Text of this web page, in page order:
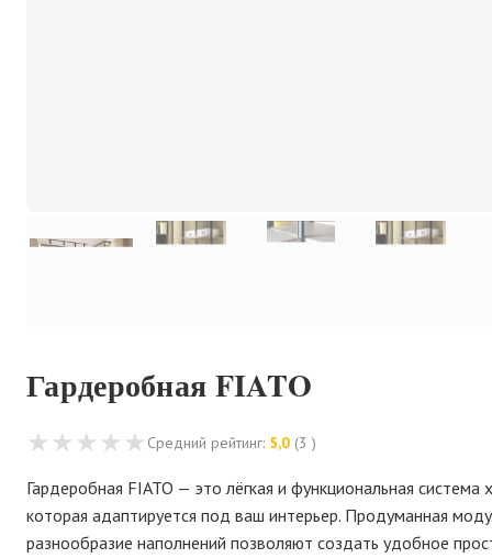
Гардеробная FIATO
★★★★★ Средний рейтинг: 5,0 (3 )
Гардеробная FIATO — это лёгкая и функциональная система
которая адаптируется под ваш интерьер. Продуманная
разнообразие наполнений позволяют создать удобное